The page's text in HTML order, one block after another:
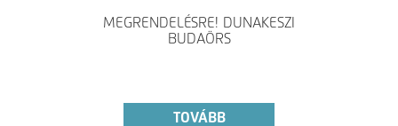
MEGRENDELÉSRE! DUNAKESZI
BUDAÖRS
TOVÁBB